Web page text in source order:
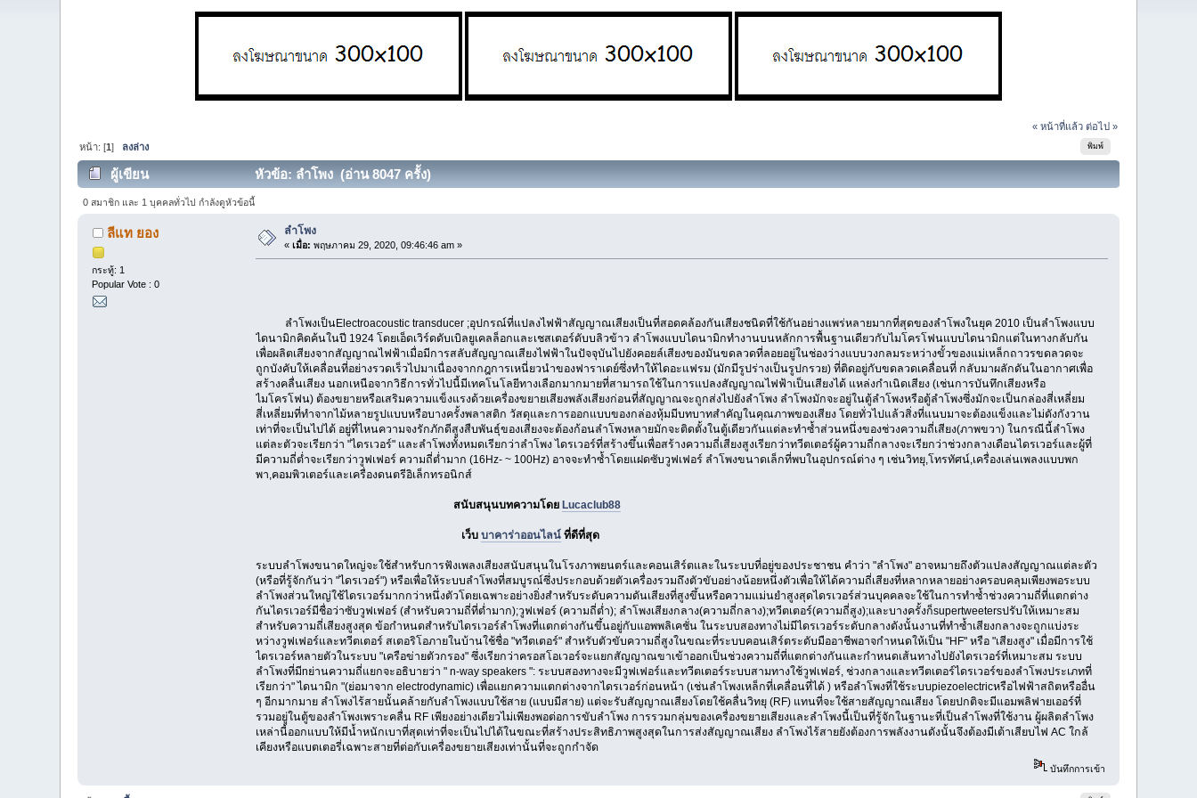
« หน้าที่แล้ว ต่อไป »
พิมพ์
หน้า: [1] ลงล่าง
ผู้เขียน หัวข้อ: ลำโพง (อ่าน 8047 ครั้ง)
0 สมาชิก และ 1 บุคคลทั่วไป กำลังดูหัวข้อนี้
ลีแท ยอง
กระทู้: 1
Popular Vote : 0
ลำโพง
«เมื่อ: พฤษภาคม 29, 2020, 09:46:46 am »
ลำโพงเป็นElectroacoustic transducer ;อุปกรณ์ที่แปลงไฟฟ้าสัญญาณเสียงเป็นที่สอดคล้องกันเสียงชนิดที่ใช้กันอย่างแพร่หลายมากที่สุดของลำโพงในยุค 2010 เป็นลำโพงแบบ
ไดนามิกคิดค้นในปี 1924 โดยเอ็ดเวิร์ดดับเบิลยูเคลล็อกและเชสเตอร์ดับบลิวข้าว ลำโพงแบบไดนามิกทำงานบนหลักการพื้นฐานเดียวกับไมโครโฟนแบบไดนามิกแต่ในทางกลับกัน
เพื่อผลิตเสียงจากสัญญาณไฟฟ้าเมื่อมีการสลับสัญญาณเสียงไฟฟ้าในปัจจุบันไปยังคอยล์เสียงของมันขดลวดที่ลอยอยู่ในช่องว่างแบบวงกลมระหว่างขั้วของแม่เหล็กถาวรขดลวดจะ
ถูกบังคับให้เคลื่อนที่อย่างรวดเร็วไปมาเนื่องจากกฎการเหนี่ยวนำของฟาราเดย์ซึ่งทำให้ไดอะแฟรม (มักมีรูปร่างเป็นรูปกรวย) ที่ติดอยู่กับขดลวดเคลื่อนที่ กลับมาผลักดันในอากาศเพื่อ
สร้างคลื่นเสียง นอกเหนือจากวิธีการทั่วไปนี้มีเทคโนโลยีทางเลือกมากมายที่สามารถใช้ในการแปลงสัญญาณไฟฟ้าเป็นเสียงได้ แหล่งกำเนิดเสียง (เช่นการบันทึกเสียงหรือ
ไมโครโฟน) ต้องขยายหรือเสริมความแข็งแรงด้วยเครื่องขยายเสียงพลังเสียงก่อนที่สัญญาณจะถูกส่งไปยังลำโพง ลำโพงมักจะอยู่ในตู้ลำโพงหรือตู้ลำโพงซึ่งมักจะเป็นกล่องสี่เหลี่ยม
สี่เหลี่ยมที่ทำจากไม้หลายรูปแบบหรือบางครั้งพลาสติก วัสดุและการออกแบบของกล่องหุ้มมีบทบาทสำคัญในคุณภาพของเสียง โดยทั่วไปแล้วสิ่งที่แนบมาจะต้องแข็งและไม่ดังกังวาน
เท่าที่จะเป็นไปได้ อยู่ที่ไหนความจงรักภักดีสูงสืบพันธุ์ของเสียงจะต้องก้อนลำโพงหลายมักจะติดตั้งในตู้เดียวกันแต่ละทำซ้ำส่วนหนึ่งของช่วงความถี่เสียง(ภาพขวา) ในกรณีนี้ลำโพง
แต่ละตัวจะเรียกว่า "ไดรเวอร์" และลำโพงทั้งหมดเรียกว่าลำโพง ไดรเวอร์ที่สร้างขึ้นเพื่อสร้างความถี่เสียงสูงเรียกว่าทวีตเตอร์ผู้ความถี่กลางจะเรียกว่าช่วงกลางเดือนไดรเวอร์และผู้ที่
มีความถี่ต่ำจะเรียกว่าวูฟเฟอร์ ความถี่ต่ำมาก (16Hz- ~ 100Hz) อาจจะทำซ้ำโดยแฝดซับวูฟเฟอร์ ลำโพงขนาดเล็กที่พบในอุปกรณ์ต่าง ๆ เช่นวิทยุ,โทรทัศน์,เครื่องเล่นเพลงแบบพก
พา,คอมพิวเตอร์และเครื่องดนตรีอิเล็กทรอนิกส์
สนับสนุนบทความโดย Lucaclub88
เว็บ บาคาร่าออนไลน์ที่ดีที่สุด
ระบบลำโพงขนาดใหญ่จะใช้สำหรับการฟังเพลงเสียงสนับสนุนในโรงภาพยนตร์และคอนเสิร์ตและในระบบที่อยู่ของประชาชน คำว่า "ลำโพง" อาจหมายถึงตัวแปลงสัญญาณแต่ละตัว
(หรือที่รู้จักกันว่า "ไดรเวอร์") หรือเพื่อให้ระบบลำโพงที่สมบูรณ์ซึ่งประกอบด้วยตัวเครื่องรวมถึงตัวขับอย่างน้อยหนึ่งตัวเพื่อให้ได้ความถี่เสียงที่หลากหลายอย่างครอบคลุมเพียงพอระบบ
ลำโพงส่วนใหญ่ใช้ไดรเวอร์มากกว่าหนึ่งตัวโดยเฉพาะอย่างยิ่งสำหรับระดับความดันเสียงที่สูงขึ้นหรือความแม่นยำสูงสุดไดรเวอร์ส่วนบุคคลจะใช้ในการทำซ้ำช่วงความถี่ที่แตกต่าง
กันไดรเวอร์มีชื่อว่าซับวูฟเฟอร์ (สำหรับความถี่ที่ต่ำมาก);วูฟเฟอร์ (ความถี่ต่ำ); ลำโพงเสียงกลาง(ความถี่กลาง);ทวีตเตอร์(ความถี่สูง);และบางครั้งก็supertweetersปรับให้เหมาะสม
สำหรับความถี่เสียงสูงสุด ข้อกำหนดสำหรับไดรเวอร์ลำโพงที่แตกต่างกันขึ้นอยู่กับแอพพลิเคชั่น ในระบบสองทางไม่มีไดรเวอร์ระดับกลางดังนั้นงานที่ทำซ้ำเสียงกลางจะถูกแบ่งระ
หว่างวูฟเฟอร์และทวีตเตอร์ สเตอริโอภายในบ้านใช้ชื่อ "ทวีตเตอร์" สำหรับตัวขับความถี่สูงในขณะที่ระบบคอนเสิร์ตระดับมืออาชีพอาจกำหนดให้เป็น "HF" หรือ "เสียงสูง" เมื่อมีการใช้
ไดรเวอร์หลายตัวในระบบ "เครือข่ายตัวกรอง" ซึ่งเรียกว่าครอสโอเวอร์จะแยกสัญญาณขาเข้าออกเป็นช่วงความถี่ที่แตกต่างกันและกำหนดเส้นทางไปยังไดรเวอร์ที่เหมาะสม ระบบ
ลำโพงที่มีnย่านความถี่แยกจะอธิบายว่า " n-way speakers ": ระบบสองทางจะมีวูฟเฟอร์และทวีตเตอร์ระบบสามทางใช้วูฟเฟอร์, ช่วงกลางและทวีตเตอร์ไดรเวอร์ของลำโพงประเภทที่
เรียกว่า" ไดนามิก "(ย่อมาจาก electrodynamic) เพื่อแยกความแตกต่างจากไดรเวอร์ก่อนหน้า (เช่นลำโพงเหล็กที่เคลื่อนที่ได้ ) หรือลำโพงที่ใช้ระบบpiezoelectricหรือไฟฟ้าสถิตหรืออื่น
ๆ อีกมากมาย ลำโพงไร้สายนั้นคล้ายกับลำโพงแบบใช้สาย (แบบมีสาย) แต่จะรับสัญญาณเสียงโดยใช้คลื่นวิทยุ (RF) แทนที่จะใช้สายสัญญาณเสียง โดยปกติจะมีแอมพลิฟายเออร์ที่
รวมอยู่ในตู้ของลำโพงเพราะคลื่น RF เพียงอย่างเดียวไม่เพียงพอต่อการขับลำโพง การรวมกลุ่มของเครื่องขยายเสียงและลำโพงนี้เป็นที่รู้จักในฐานะที่เป็นลำโพงที่ใช้งาน ผู้ผลิตลำโพง
เหล่านี้ออกแบบให้มีน้ำหนักเบาที่สุดเท่าที่จะเป็นไปได้ในขณะที่สร้างประสิทธิภาพสูงสุดในการส่งสัญญาณเสียง ลำโพงไร้สายยังต้องการพลังงานดังนั้นจึงต้องมีเต้าเสียบไฟ AC ใกล้
เคียงหรือแบตเตอรี่เฉพาะสายที่ต่อกับเครื่องขยายเสียงเท่านั้นที่จะถูกกำจัด
บันทึกการเข้า